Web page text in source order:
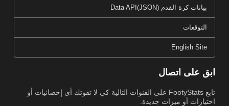
بيانات كرة القدم Data API(JSON)
التوقعات
English Site
ابق على اتصال
تابع FootyStats على القنوات التالية كي لا تفوتك أي إحصائيات أو
اختيارات أو ميزات جديدة.